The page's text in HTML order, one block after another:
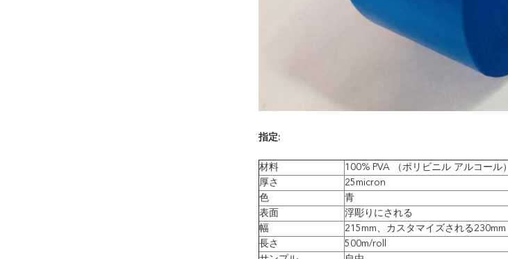
指定:
材料
100% PVA （ポリビニル アルコール）
厚さ
25micron
色
青
表面
浮彫りにされる
幅
215mm、カスタマイズされる230mm
長さ
500m/roll